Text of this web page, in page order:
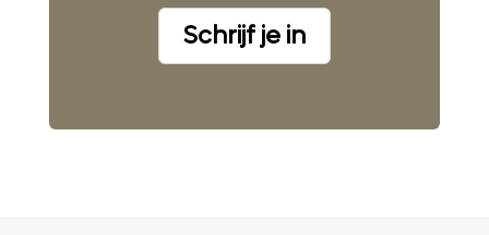
Schrijf je in